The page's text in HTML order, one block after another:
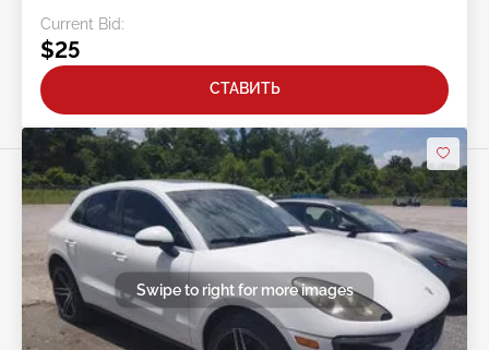
Current Bid:
$25
СТАВИТЬ
Swipe to right for more images